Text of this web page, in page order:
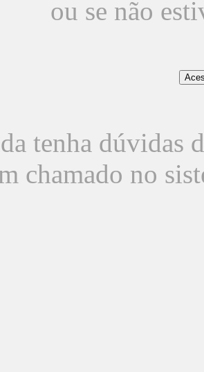
ou se não
tenha dúvidas
chamado no